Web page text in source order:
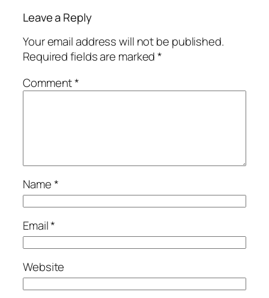
Leave a Reply
Your email address will not be published.
Required fields are marked*
Comment*
Name*
Email*
Website